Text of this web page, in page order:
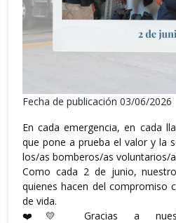
Fecha de publicación 03/06/2026
En cada emergencia, en cada
que pone a prueba el valor y la
los/as bomberos/as voluntarios/
Como cada 2 de junio,
quienes hacen del compromiso
de vida.
❤️💛 Gracias a